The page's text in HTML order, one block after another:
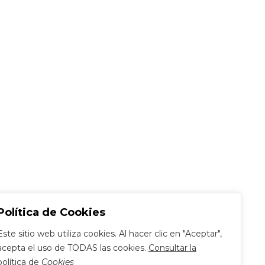
de Cookies
sitio web utiliza cookies. Al hacer clic en "Aceptar",
el uso de TODAS las cookies. Consultar la
de Cookies